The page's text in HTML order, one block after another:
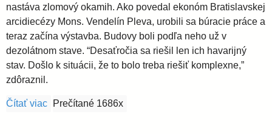
nastáva zlomový okamih. Ako povedal ekonóm Bratislavskej
arcidiecézy Mons. Vendelín Pleva, urobili sa búracie práce a
teraz začína výstavba. Budovy boli podľa neho už v
dezolátnom stave. “Desaťročia sa riešil len ich havarijný
stav. Došlo k situácii, že to bolo treba riešiť komplexne,”
zdôraznil.
Čítať viac o V rekonštrukcii fakulty a seminára nastal zlom
Prečítané 1686x